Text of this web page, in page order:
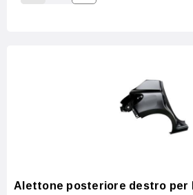
Decrease Quantity:
Increase Quantity:
Alettone posteriore destro per